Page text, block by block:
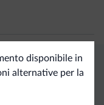
disponibile in
alternative per la